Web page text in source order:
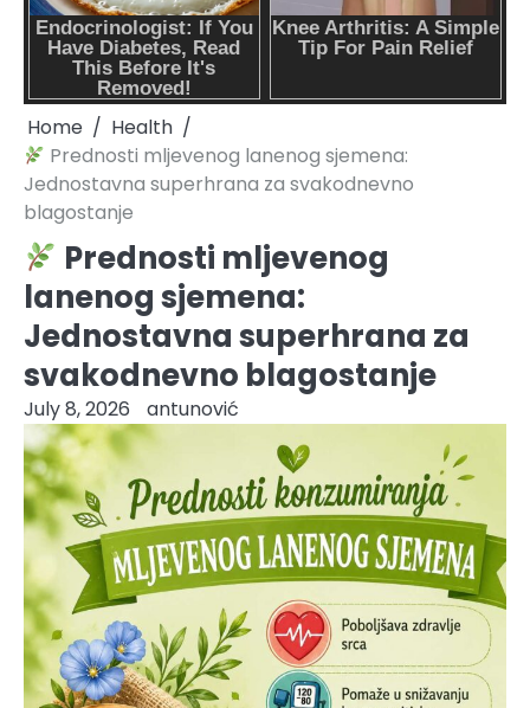
Home
Health
Prednosti mljevenog lanenog sjemena:
Jednostavna superhrana za svakodnevno
blagostanje
Prednosti mljevenog
lanenog sjemena:
Jednostavna superhrana za
svakodnevno blagostanje
July 8, 2026 antunović